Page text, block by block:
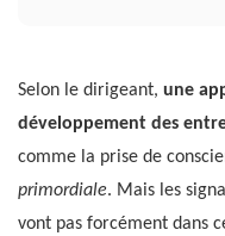
Selon le dirigeant, une
développement des
comme la prise de
primordiale. Mais les
vont pas forcément dans